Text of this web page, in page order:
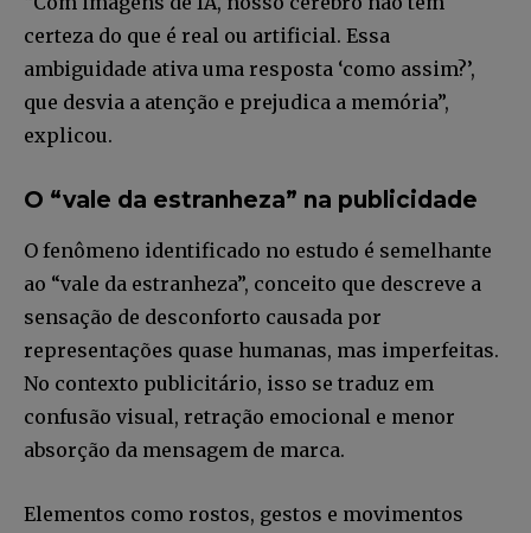
certeza do que é real ou artificial. Essa
ambiguidade ativa uma resposta ‘como assim?’,
que desvia a atenção e prejudica a memória”,
explicou.
O “vale da estranheza” na publicidade
O fenômeno identificado no estudo é semelhante
ao “vale da estranheza”, conceito que descreve a
sensação de desconforto causada por
representações quase humanas, mas imperfeitas.
No contexto publicitário, isso se traduz em
confusão visual, retração emocional e menor
absorção da mensagem de marca.
Elementos como rostos, gestos e movimentos